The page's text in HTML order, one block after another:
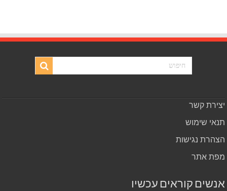
יצירת קשר
תנאי שימוש
הצהרת נגישות
מפת אתר
אנשים קוראים עכשיו